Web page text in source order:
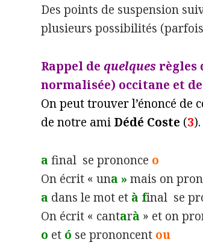
Des points de suspension
plusieurs possibilités
Rappel dequelques règles
normalisée) occitane et
On peut trouver l’énoncé de
de notre ami Dédé Coste (3).
a final se prononce o
On écrit « una » mais on
a dans le mot et à final se
On écrit « cantarà » et on
o et ó se prononcent ou